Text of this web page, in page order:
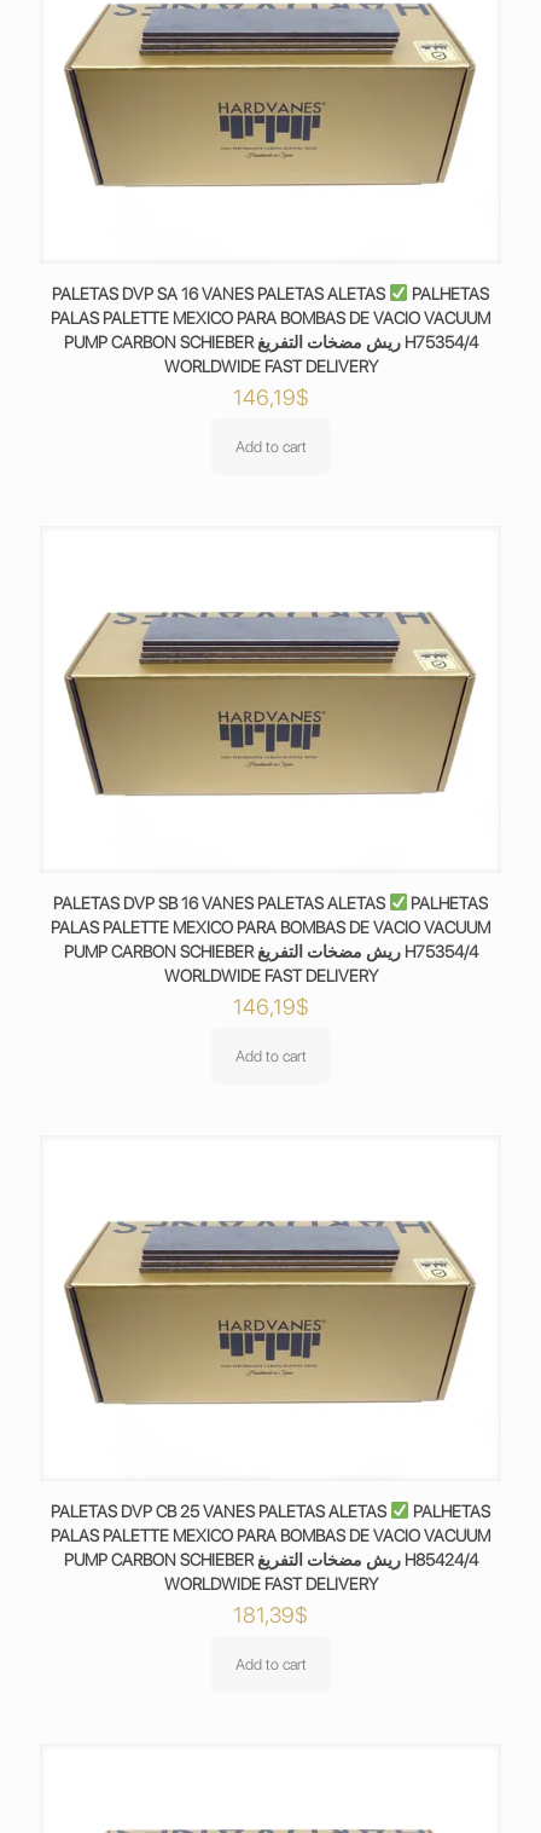
PALETAS DVP SA 16 VANES PALETAS ALETAS
PALHETAS
PALAS PALETTE MEXICO PARA BOMBAS DE VACIO VACUUM
PUMP CARBON SCHIEBER ريش مضخات التفريغ H75354/4
WORLDWIDE FAST DELIVERY
146,19$
Add to cart
PALETAS DVP SB 16 VANES PALETAS ALETAS
PALHETAS
PALAS PALETTE MEXICO PARA BOMBAS DE VACIO VACUUM
PUMP CARBON SCHIEBER ريش مضخات التفريغ H75354/4
WORLDWIDE FAST DELIVERY
146,19$
Add to cart
PALETAS DVP CB 25 VANES PALETAS ALETAS
PALHETAS
PALAS PALETTE MEXICO PARA BOMBAS DE VACIO VACUUM
PUMP CARBON SCHIEBER ريش مضخات التفريغ H85424/4
WORLDWIDE FAST DELIVERY
181,39$
Add to cart